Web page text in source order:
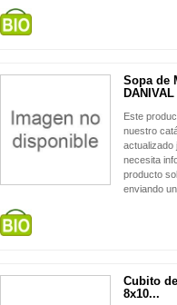
Sopa de
DANIVAL
Este
nuestro
actualizado
necesita
producto
enviando
Cubito
8x10...